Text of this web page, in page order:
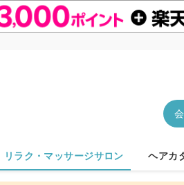
リラク・マッサージサロン ヘアカ